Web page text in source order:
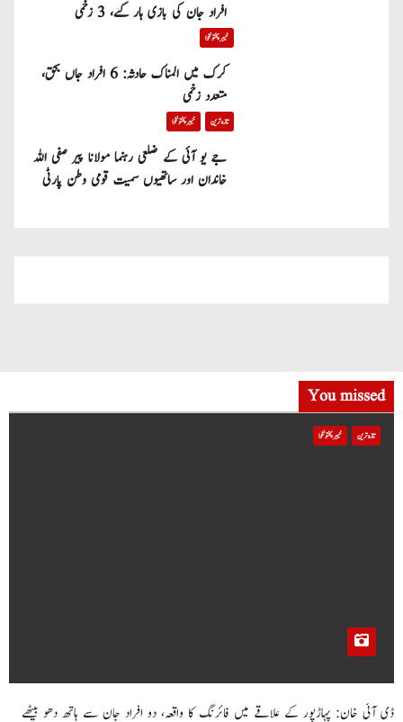
افراد جان کی بازی ہار گئے، 3 زخمی
خیبر پختونخوا
کرک میں المناک حادثہ: 6 افراد جاں بحق،
متعدد زخمی
تازہ ترین خیبر پختونخوا
جے یو آئی کے ضلعی رہنما مولانا پیر صفی اللہ
خاندان اور ساتھیوں سمیت قومی وطن پارٹی
You missed
تازہ ترین خیبر پختونخوا
ڈی آئی خان: پہاڑپور کے علاقے میں فائرنگ کا واقعہ، دو افراد جان سے ہاتھ دھو بیٹھے